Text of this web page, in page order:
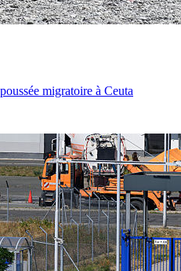
migratoire à Ceuta